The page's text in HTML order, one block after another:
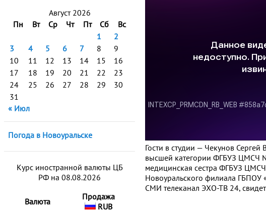
Август 2026
Пн
Вт Ср Чт Пт Сб
Вс
1
2
3
4 5 6 7 8
9
10
11 12 13 14 15
16
17
18 19 20 21 22
23
24
25 26 27 28 29
30
31
« Июл
Погода в Новоуральске
Курс иностранной валюты ЦБ
РФ на 08.08.2026
Валюта
Продажа
RUB
Гости в студии — Чекунов
высшей категории ФГБУЗ ЦМСЧ
медицинская сестра ФГБУЗ
Новоуральского филиала
СМИ телеканал ЭХО-ТВ 24,